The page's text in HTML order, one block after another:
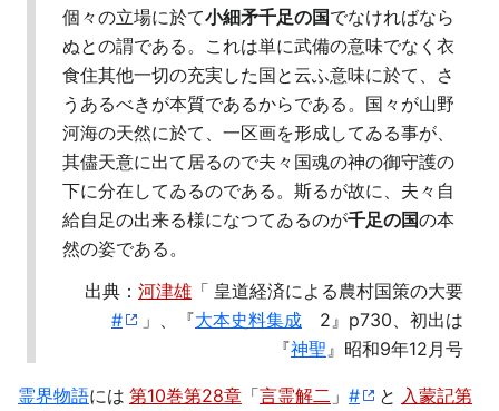
個々の立場に於て小細矛千足の国でなければなら
ぬとの謂である。これは単に武備の意味でなく衣
食住其他一切の充実した国と云ふ意味に於て、さ
うあるべきが本質であるからである。国々が山野
河海の天然に於て、一区画を形成してゐる事が、
其儘天意に出て居るので夫々国魂の神の御守護の
下に分在してゐるのである。斯るが故に、夫々自
給自足の出来る様になつてゐるのが千足の国の本
然の姿である。
出典： 河津雄 「 皇道経済による農村国策の大要
#
」、『大本史料集成 2』p730、初出は
『神聖』昭和9年12月号
霊界物語には 第10巻第28章 「言霊解二 」 # と 入蒙記第